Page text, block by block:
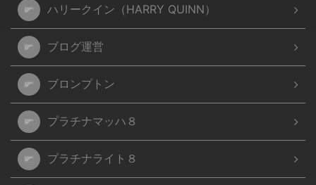
ハリークイン（HARRY QUINN）
ブログ運営
ブロンプトン
プラチナマッハ８
プラチナライト８